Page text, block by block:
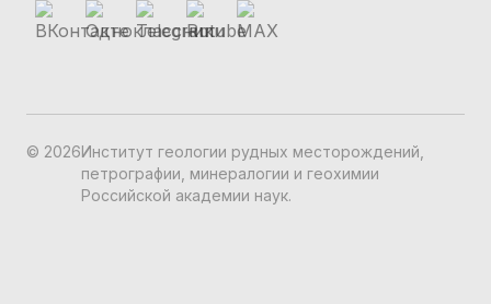
© 2026Институт геологии рудных месторождений,
петрографии, минералогии и геохимии
Российской академии наук.